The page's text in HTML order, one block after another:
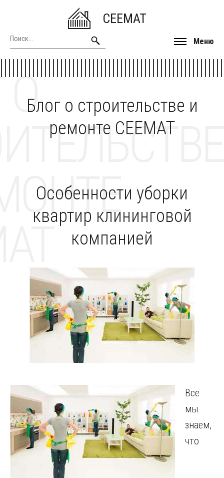
CEEMAT
Меню
Блог о строительстве и
ремонте CEEMAT
О
Особенности уборки
квартир клининговой
компанией
Все
мы
знаем,
что